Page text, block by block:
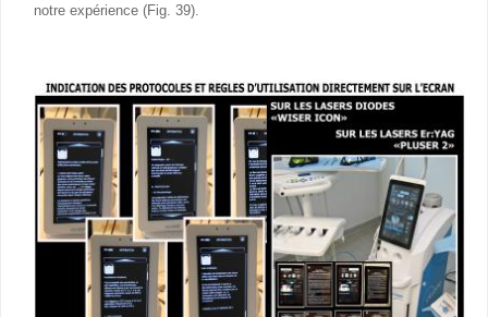
notre expérience (Fig. 39).